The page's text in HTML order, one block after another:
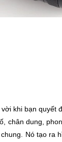
khi bạn quyết
chân dung,
Nó tạo ra